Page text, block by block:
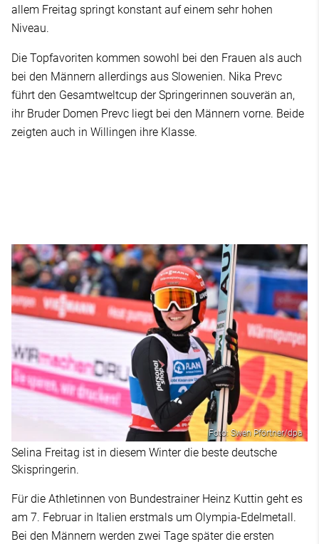
allem Freitag springt konstant auf einem sehr hohen
Niveau.
Die Topfavoriten kommen sowohl bei den Frauen als auch
bei den Männern allerdings aus Slowenien. Nika Prevc
führt den Gesamtweltcup der Springerinnen souverän an,
ihr Bruder Domen Prevc liegt bei den Männern vorne. Beide
zeigten auch in Willingen ihre Klasse.
Foto: Swen Pförtner/dpa
Selina Freitag ist in diesem Winter die beste deutsche
Skispringerin.
Für die Athletinnen von Bundestrainer Heinz Kuttin geht es
am 7. Februar in Italien erstmals um Olympia-Edelmetall.
Bei den Männern werden zwei Tage später die ersten